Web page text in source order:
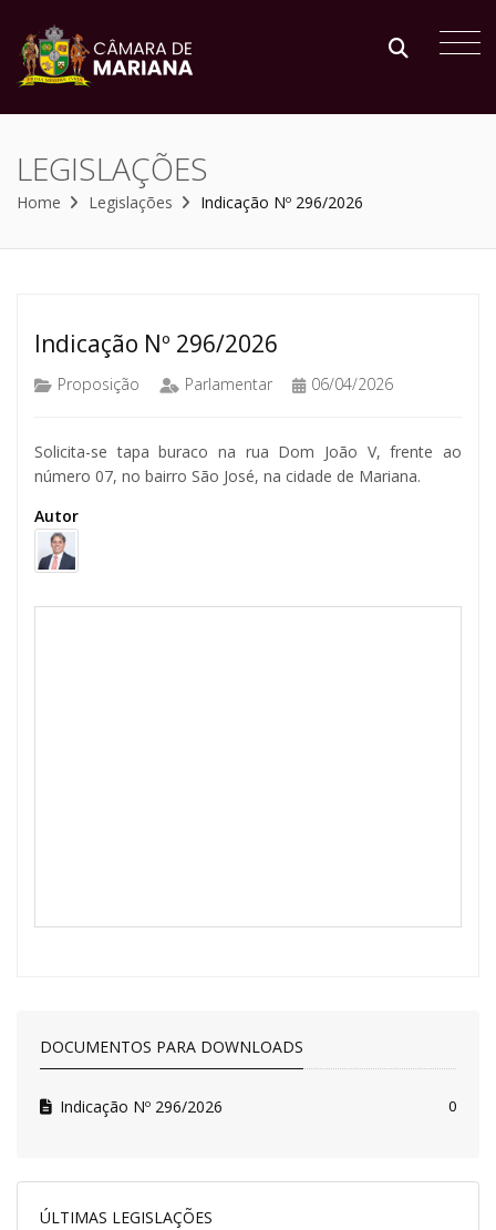
LEGISLAÇÕES
Home Legislações Indicação Nº 296/2026
Indicação Nº 296/2026
Proposição Parlamentar 06/04/2026
Solicita-se tapa buraco na rua Dom João V, frente ao
número 07, no bairro São José, na cidade de Mariana.
Autor
DOCUMENTOS PARA DOWNLOADS
Indicação Nº 296/2026 0
ÚLTIMAS LEGISLAÇÕES